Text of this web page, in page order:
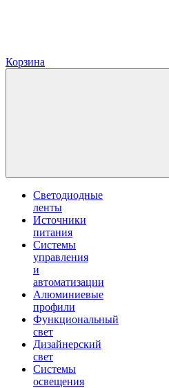
Корзина
Светодиодные
ленты
Источники
питания
Системы
управления
и
автоматизации
Алюминиевые
профили
Функциональный
свет
Дизайнерский
свет
Системы
освещения